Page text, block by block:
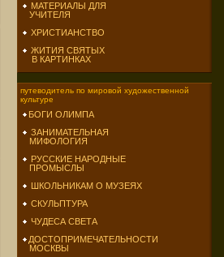
МАТЕРИАЛЫ ДЛЯ
УЧИТЕЛЯ
ХРИСТИАНСТВО
ЖИТИЯ СВЯТЫХ
В КАРТИНКАХ
путеводитель по мировой художественной
культуре
БОГИ ОЛИМПА
ЗАНИМАТЕЛЬНАЯ
МИФОЛОГИЯ
РУССКИЕ НАРОДНЫЕ
ПРОМЫСЛЫ
ШКОЛЬНИКАМ О МУЗЕЯХ
СКУЛЬПТУРА
ЧУДЕСА СВЕТА
ДОСТОПРИМЕЧАТЕЛЬНОСТИ
МОСКВЫ